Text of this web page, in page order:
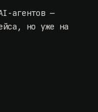
агентов —
но уже на